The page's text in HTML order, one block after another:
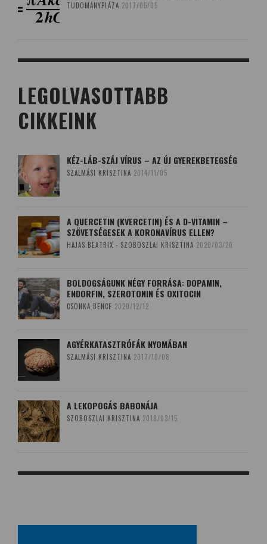
TUDOMÁNYPLÁZA 2017/05/05
LEGOLVASOTTABB
CIKKEINK
KÉZ-LÁB-SZÁJ VÍRUS – AZ ÚJ GYEREKBETEGSÉG
SZALMÁSI KRISZTINA 2014/11/05
A QUERCETIN (KVERCETIN) ÉS A D-VITAMIN –
SZÖVETSÉGESEK A KORONAVÍRUS ELLEN?
HAJAS BEATRIX - SZOBOSZLAI KRISZTINA 2020/03/20
BOLDOGSÁGUNK NÉGY FORRÁSA: DOPAMIN,
ENDORFIN, SZEROTONIN ÉS OXITOCIN
CSONKA BENCE 2020/12/12
AGYÉRKATASZTRÓFÁK NYOMÁBAN
SZALMÁSI KRISZTINA 2017/10/08
A LEKOPOGÁS BABONÁJA
SZOBOSZLAI KRISZTINA 2018/03/15